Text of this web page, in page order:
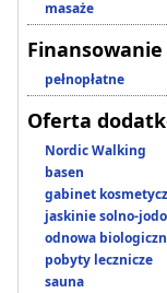
masaże
Finansowanie
pełnopłatne
Oferta
Nordic Walking
basen
gabinet
jaskinie solno-
odnowa
pobyty lecznicze
sauna